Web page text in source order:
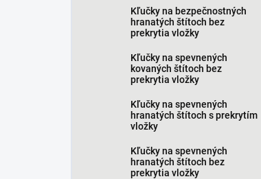
Kľučky na bezpečnostných
hranatých štítoch bez
prekrytia vložky
Kľučky na spevnených
kovaných štítoch bez
prekrytia vložky
Kľučky na spevnených
hranatých štítoch s prekrytím
vložky
Kľučky na spevnených
hranatých štítoch bez
prekrytia vložky